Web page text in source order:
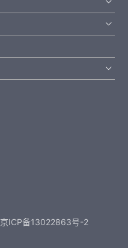
京ICP备13022863号-2